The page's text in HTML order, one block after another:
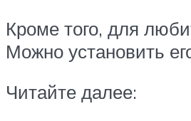
Кроме того, для
Можно установить
Читайте далее: